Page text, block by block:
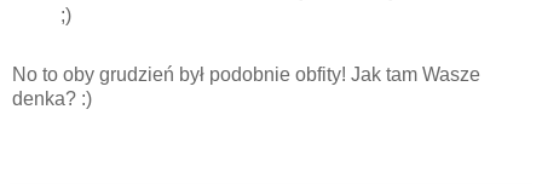
;)
No to oby grudzień był podobnie obfity! Jak tam Wasze
denka? :)